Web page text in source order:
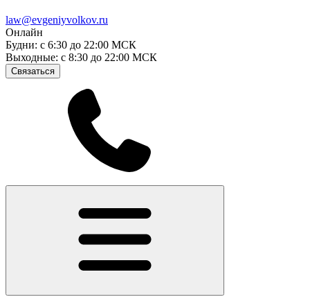
law@evgeniyvolkov.ru
Онлайн
Будни: с 6:30 до 22:00 МСК
Выходные: с 8:30 до 22:00 МСК
Связаться